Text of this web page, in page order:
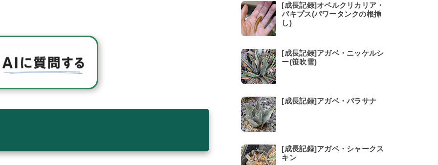
[成長記録]オペルクリカリア・
パキプス(パワータンクの根挿
し)
[成長記録]アガベ・ニッケルシ
ー(笹吹雪)
[成長記録]アガベ・パラサナ
[成長記録]アガベ・シャークス
キン